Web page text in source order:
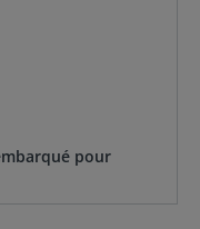
pour